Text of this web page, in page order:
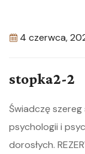
4 czerwca,
stopka2-2
Świadczę
psychologii i
dorosłych.